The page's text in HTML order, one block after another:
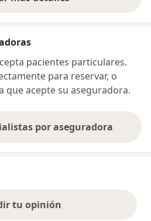
sobre la dirección
pacientes particulares.
para reservar, o
que acepte su aseguradora.
por aseguradora
tu opinión